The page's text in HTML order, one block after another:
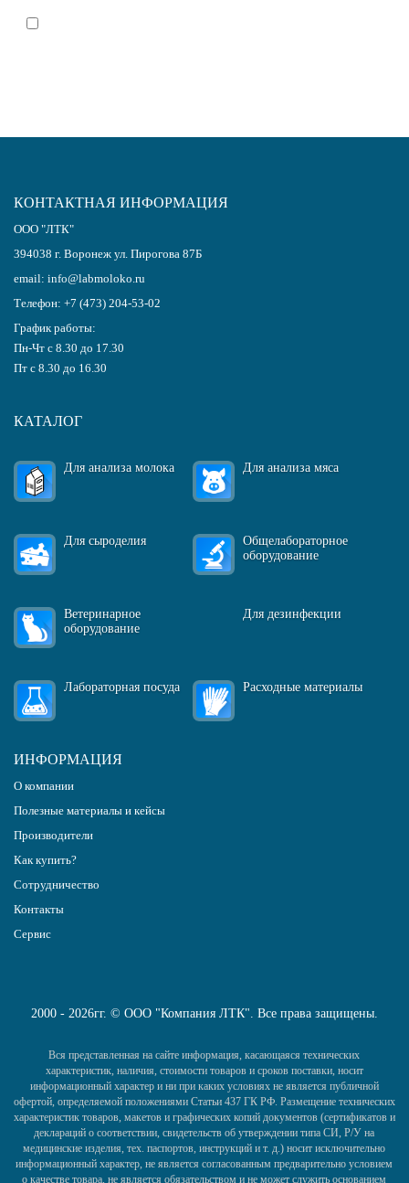
КОНТАКТНАЯ ИНФОРМАЦИЯ
ООО "ЛТК"
394038 г. Воронеж ул. Пирогова 87Б
email: info@labmoloko.ru
Телефон: +7 (473) 204-53-02
График работы:
Пн-Чт с 8.30 до 17.30
Пт с 8.30 до 16.30
КАТАЛОГ
Для анализа молока Для анализа мяса
Для сыроделия
Общелабораторное
оборудование
Ветеринарное
оборудование
Для дезинфекции
Лабораторная посуда Расходные материалы
ИНФОРМАЦИЯ
О компании
Полезные материалы и кейсы
Производители
Как купить?
Сотрудничество
Контакты
Сервис
2000 - 2026гг. © ООО "Компания ЛТК". Все права защищены.
Вся представленная на сайте информация, касающаяся технических
характеристик, наличия, стоимости товаров и сроков поставки, носит
информационный характер и ни при каких условиях не является публичной
офертой, определяемой положениями Статьи 437 ГК РФ. Размещение технических
характеристик товаров, макетов и графических копий документов (сертификатов и
деклараций о соответствии, свидетельств об утверждении типа СИ, Р/У на
медицинские изделия, тех. паспортов, инструкций и т. д.) носит исключительно
информационный характер, не является согласованным предварительно условием
о качестве товара, не является обязательством и не может служить основанием